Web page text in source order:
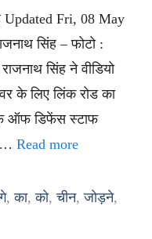
Updated Fri, 08 May
सिंह – फोटो :
सिंह ने वीडियो
के लिए लिंक रोड का
ऑफ डिफेंस स्टाफ
… Read more
,का,को,चीन,जोड़ने,